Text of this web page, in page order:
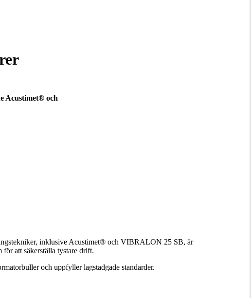
Acustimet® och
inklusive Acustimet® och VIBRALON 25 SB, är
att säkerställa tystare drift.
och uppfyller lagstadgade standarder.